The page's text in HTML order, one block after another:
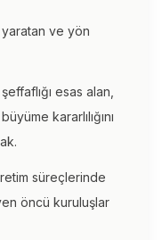
ve yön
esas alan,
kararlılığını
süreçlerinde
öncü kuruluşlar